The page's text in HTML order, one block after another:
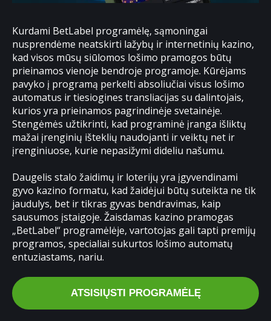
Kurdami BetLabel programėlę, sąmoningai
nusprendėme neatskirti lažybų ir internetinių kazino,
kad visos mūsų siūlomos lošimo pramogos būtų
prieinamos vienoje bendroje programoje. Kūrėjams
pavyko į programą perkelti absoliučiai visus lošimo
automatus ir tiesiogines transliacijas su dalintojais,
kurios yra prieinamos pagrindinėje svetainėje.
Stengėmės užtikrinti, kad programinė įranga išliktų
mažai įrenginių išteklių naudojanti ir veiktų net ir
įrenginiuose, kurie nepasižymi dideliu našumu.
Daugelis stalo žaidimų ir loterijų yra įgyvendinami
gyvo kazino formatu, kad žaidėjui būtų suteikta ne tik
jaudulys, bet ir tikras gyvas bendravimas, kaip
sausumos įstaigoje. Žaisdamas kazino pramogas
„BetLabel“ programėlėje, vartotojas gali tapti premijų
programos, specialiai sukurtos lošimo automatų
entuziastams, nariu.
ATSISIŲSTI PROGRAMĖLĘ